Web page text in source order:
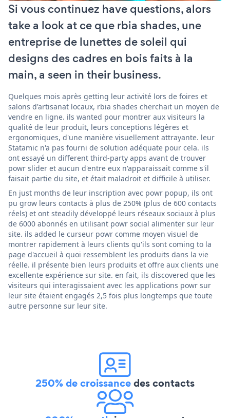
Si vous continuez have questions, alors
take a look at ce que rbia shades, une
entreprise de lunettes de soleil qui
designs des cadres en bois faits à la
main, a seen in their business.
Quelques mois après getting leur activité lors de foires et
salons d'artisanat locaux, rbia shades cherchait un moyen de
vendre en ligne. ils wanted pour montrer aux visiteurs la
qualité de leur produit, leurs conceptions légères et
ergonomiques, d'une manière visuellement attrayante. leur
Statamic n'a pas fourni de solution adéquate pour cela. ils
ont essayé un different third-party apps avant de trouver
powr slider et aucun d'entre eux n'apparaissait comme s'il
faisait partie du site, et était maladroit et difficile à utiliser.
En just months de leur inscription avec powr popup, ils ont
pu grow leurs contacts à plus de 250% (plus de 600 contacts
réels) et ont steadily développé leurs réseaux sociaux à plus
de 6000 abonnés en utilisant powr social alimenter sur leur
site. ils added le curseur powr comme moyen visuel de
montrer rapidement à leurs clients qu'ils sont coming to la
page d'accueil à quoi ressemblent les produits dans la vie
réelle. il présente bien leurs produits et offre aux clients une
excellente expérience sur site. en fait, ils discovered que les
visiteurs qui interagissaient avec les applications powr sur
leur site étaient engagés 2,5 fois plus longtemps que toute
autre personne sur leur site.
250% de croissancedes contacts